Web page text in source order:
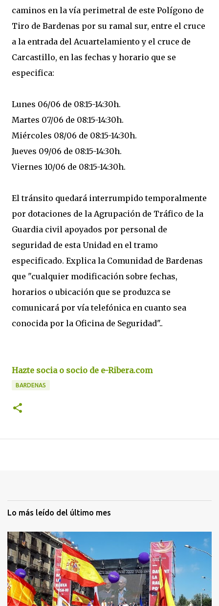
caminos en la vía perimetral de este Polígono de
Tiro de Bardenas por su ramal sur, entre el cruce
a la entrada del Acuartelamiento y el cruce de
Carcastillo, en las fechas y horario que se
especifica:
​​​Lunes 06/06 de 08:15-14:30​h.
​Martes 07/06 de 08:15-14:30h.
​Miércoles 08/06 de 08:15-14:30h.
Jueves 09/06 de 08:15-14:30h.
Viernes 10/06 de 08:15-14:30h.
El tránsito quedará interrumpido temporalmente
por dotaciones de la Agrupación de Tráfico de la
Guardia civil apoyados por personal de
seguridad de esta Unidad en el tramo
especificado. Explica la Comunidad de Bardenas
que "cualquier modificación sobre fechas,
horarios o ubicación que se produzca se
comunicará por vía telefónica en cuanto sea
conocida por la Oficina de Seguridad"..
Hazte socia o socio de e-Ribera.com
BARDENAS
Lo más leído del último mes